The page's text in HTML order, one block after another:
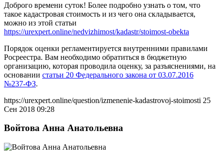
Доброго времени суток! Более подробно узнать о том, что
такое кадастровая стоимость и из чего она складывается,
можно из этой статьи
https://urexpert.online/nedvizhimost/kadastr/stoimost-obekta
Порядок оценки регламентируется внутренними правилами
Росреестра. Вам необходимо обратиться в бюджетную
организацию, которая проводила оценку, за разъяснениями, на
основании статьи 20 Федерального закона от 03.07.2016
№237-ФЗ.
https://urexpert.online/question/izmenenie-kadastrovoj-stoimosti 25
Сен 2018 09:28
Войтова Анна Анатольевна